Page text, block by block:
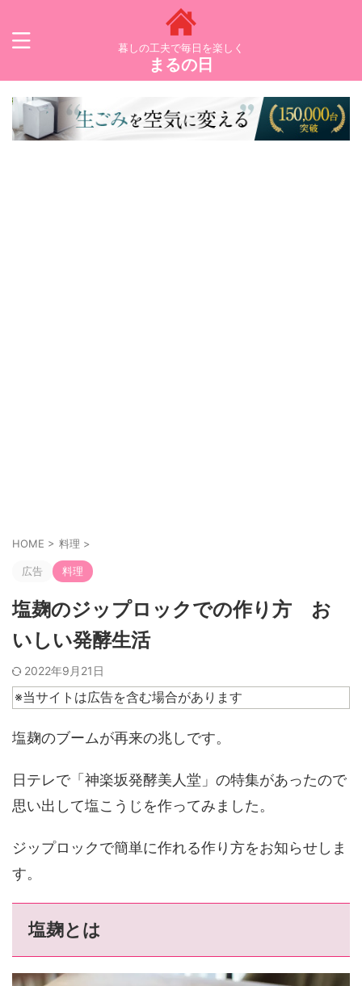
暮しの工夫で毎日を楽しく
まるの日
HOME > 料理 >
広告 料理
塩麹のジップロックでの作り方 お
いしい発酵生活
2022年9月21日
※当サイトは広告を含む場合があります
塩麹のブームが再来の兆しです。
日テレで「神楽坂発酵美人堂」の特集があったので
思い出して塩こうじを作ってみました。
ジップロックで簡単に作れる作り方をお知らせしま
す。
塩麹とは